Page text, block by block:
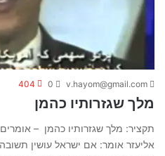
v.hayom@gmail.com
0
404
מלך שגזרותיו כהמן
תקציר: מלך שגזרותיו כהמן –
אליעזר אומר: אם ישראל עושין תשובה